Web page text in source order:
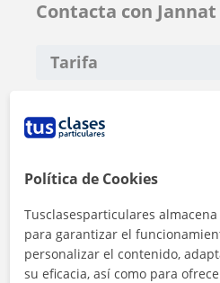
Contacta con Jannat
Tarifa
Política de Cookies
Tusclasesparticulares
para garantizar el
personalizar el contenido,
su eficacia, así como para